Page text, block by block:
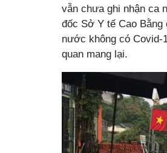
vẫn chưa ghi nhận ca
đốc Sở Y tế Cao
nước không có Covid-
quan mang lại.